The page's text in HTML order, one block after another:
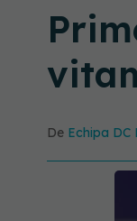
De Echipa DC